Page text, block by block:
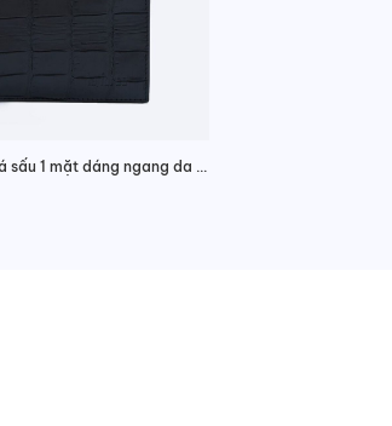
Ví nam da cá sấu 1 mặt dáng ngang da bụng trẻ trung